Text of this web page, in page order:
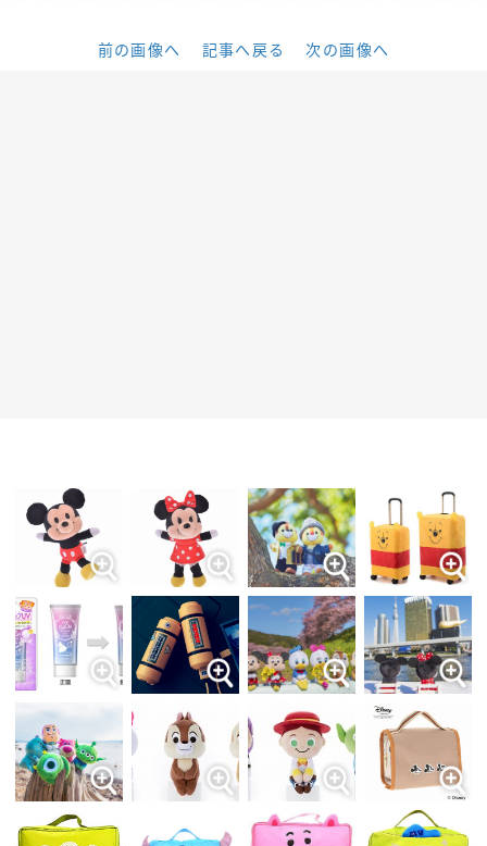
前の画像へ 記事へ戻る 次の画像へ